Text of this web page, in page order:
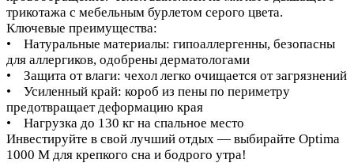
трикотажа с мебельным бурлетом серого цвета.
Ключевые преимущества:
• Натуральные материалы: гипоаллергенны, безопасны
для аллергиков, одобрены дерматологами
• Защита от влаги: чехол легко очищается от загрязнений
• Усиленный край: короб из пены по периметру
предотвращает деформацию края
• Нагрузка до 130 кг на спальное место
Инвестируйте в свой лучший отдых — выбирайте Optima
1000 M для крепкого сна и бодрого утра!